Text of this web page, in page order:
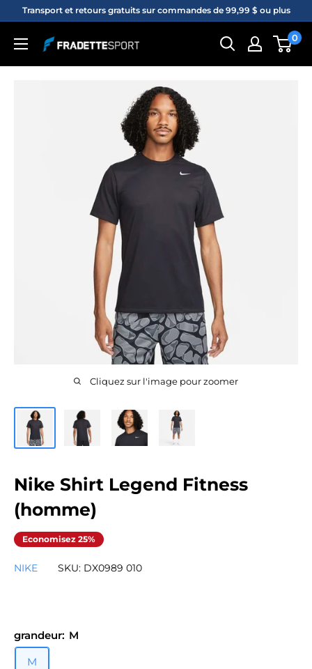
Passer
contenu
Transport et retours gratuits sur commandes de 99,99 $ ou plus
Fradette
sport
0
Cliquez sur l'image pour zoomer
Nike Shirt Legend Fitness
(homme)
Economisez 25%
NIKE SKU: DX0989 010
grandeur: M
M